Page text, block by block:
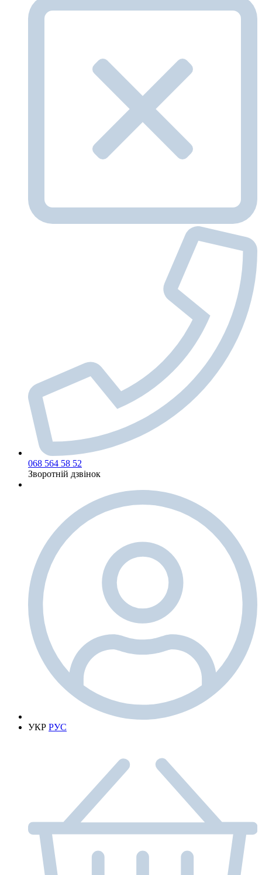
068 564 58 52
Зворотній дзвінок
УКР РУС